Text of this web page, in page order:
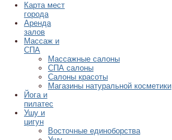
Карта мест
города
Аренда
залов
Массаж и
СПА
Массажные салоны
СПА салоны
Салоны красоты
Магазины натуральной косметики
Йога и
пилатес
Ушу и
цигун
Восточные единоборства